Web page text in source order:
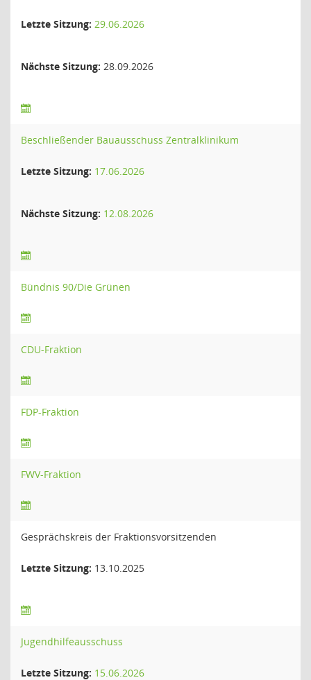
Letzte Sitzung: 29.06.2026
Nächste Sitzung: 28.09.2026
Beschließender Bauausschuss Zentralklinikum
Letzte Sitzung: 17.06.2026
Nächste Sitzung: 12.08.2026
Bündnis 90/Die Grünen
CDU-Fraktion
FDP-Fraktion
FWV-Fraktion
Gesprächskreis der Fraktionsvorsitzenden
Letzte Sitzung: 13.10.2025
Jugendhilfeausschuss
Letzte Sitzung: 15.06.2026